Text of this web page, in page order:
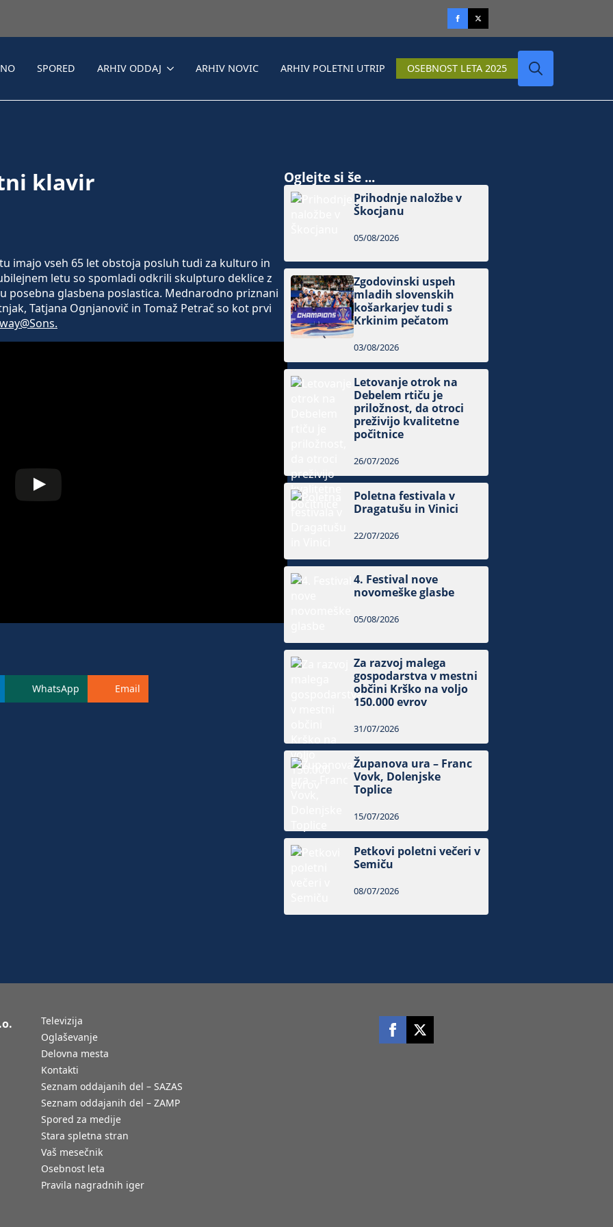
SPORED ARHIV ODDAJ ARHIV NOVIC ARHIV POLETNI UTRIP OSEBNOST LETA 2025
klavir
imajo vseh 65 let obstoja posluh tudi za kulturo in
letu so spomladi odkrili skulpturo deklice z
posebna glasbena poslastica. Mednarodno priznani
Tatjana Ognjanovič in Tomaž Petrač so kot prvi
WhatsApp Email
Oglejte si še ...
Prihodnje naložbe v
Škocjanu
05/08/2026
Zgodovinski uspeh
mladih slovenskih
košarkarjev tudi s
Krkinim pečatom
03/08/2026
Letovanje otrok na
Debelem rtiču je
priložnost, da otroci
preživijo kvalitetne
počitnice
26/07/2026
Poletna festivala v
Dragatušu in Vinici
22/07/2026
4. Festival nove
novomeške glasbe
05/08/2026
Za razvoj malega
gospodarstva v mestni
občini Krško na voljo
150.000 evrov
31/07/2026
Županova ura – Franc
Vovk, Dolenjske
Toplice
15/07/2026
Petkovi poletni večeri v
Semiču
08/07/2026
Televizija
Oglaševanje
Delovna mesta
Kontakti
Seznam oddajanih del – SAZAS
Seznam oddajanih del – ZAMP
Spored za medije
Stara spletna stran
Vaš mesečnik
Osebnost leta
Pravila nagradnih iger